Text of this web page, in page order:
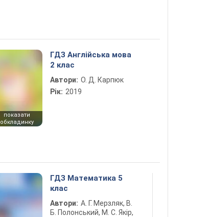
показати
обкладинку
ГДЗ Англійська мова
2 клас
Автори: О. Д. Карпюк
Рік: 2019
ГДЗ Математика 5
клас
Автори: А. Г. Мерзляк, В.
Б. Полонський, М. С. Якір,